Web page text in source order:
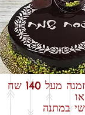
מעל 140 שח
או
במתנה